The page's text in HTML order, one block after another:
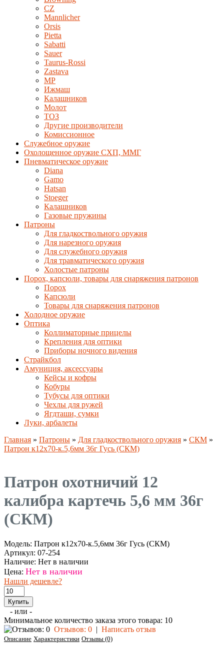
CZ
Mannlicher
Orsis
Pietta
Sabatti
Sauer
Taurus-Rossi
Zastava
MP
Ижмаш
Калашников
Молот
ТОЗ
Другие производители
Комиссионное
Служебное оружие
Охолощенное оружие СХП, ММГ
Пневматическое оружие
Diana
Gamo
Hatsan
Stoeger
Калашников
Газовые пружины
Патроны
Для гладкоствольного оружия
Для нарезного оружия
Для служебного оружия
Для травматического оружия
Холостые патроны
Порох, капсюли, товары для снаряжения патронов
Порох
Капсюли
Товары для снаряжения патронов
Холодное оружие
Оптика
Коллиматорные прицелы
Крепления для оптики
Приборы ночного видения
Страйкбол
Амуниция, аксессуары
Кейсы и кофры
Кобуры
Тубусы для оптики
Чехлы для ружей
Ягдташи, сумки
Луки, арбалеты
Главная » Патроны » Для гладкоствольного оружия » СКМ »
Патрон к12х70-к.5,6мм 36г Гусь (СКМ)
Патрон охотничий 12
калибра картечь 5,6 мм 36г
(СКМ)
Модель: Патрон к12х70-к.5,6мм 36г Гусь (СКМ)
Артикул: 07-254
Наличие: Нет в наличии
Цена: Нет в наличии
Нашли дешевле?
- или -
Минимальное количество заказа этого товара: 10
Отзывов: 0 | Написать отзыв
Описание Характеристики Отзывы (0)